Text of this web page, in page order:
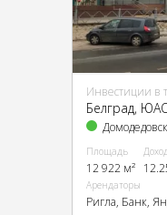
Инвестиции в
Белград,
Площадь
12 922 м²
Арендаторы